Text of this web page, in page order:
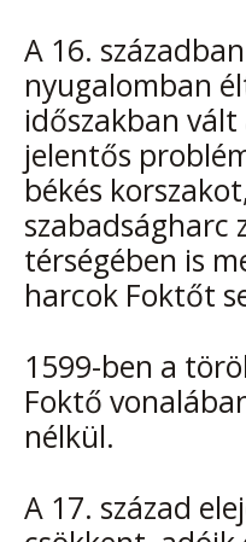
A 16.
nyugalomban
időszakban
jelentős
békés
szabadságharc
térségében is
harcok Foktőt
1599-ben a
Foktő
nélkül.
A 17. század